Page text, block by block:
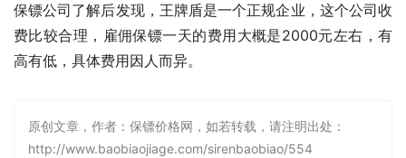
保镖公司了解后发现，王牌盾是一个正规企业，这个公司收
费比较合理，雇佣保镖一天的费用大概是2000元左右，有
高有低，具体费用因人而异。
原创文章，作者：保镖价格网，如若转载，请注明出处：
http://www.baobiaojiage.com/sirenbaobiao/554